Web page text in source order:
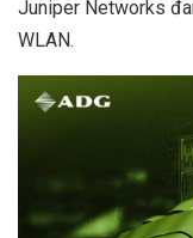
Juniper Networks
WLAN.